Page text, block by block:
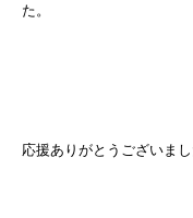
た。
応援ありがとうございまし